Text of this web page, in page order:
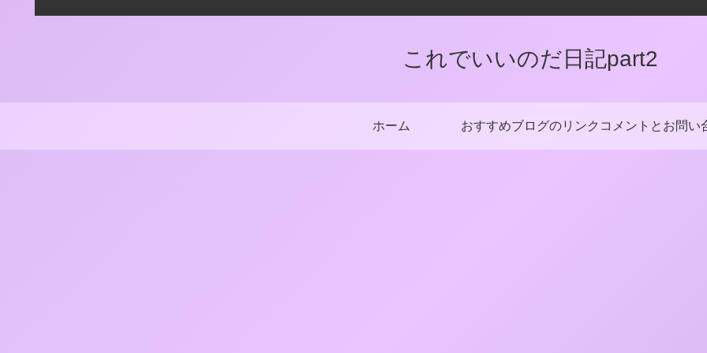
これでいいのだ日記part2
ホーム おすすめブログのリンク コメントとお問い